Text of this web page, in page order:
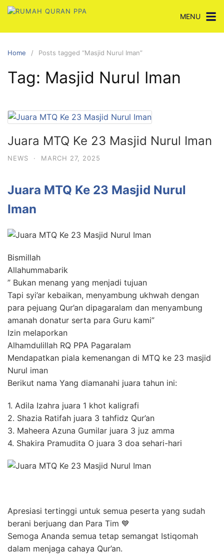
Skip
content
MENU
Home Posts tagged “Masjid Nurul Iman”
Tag: Masjid Nurul Iman
Juara MTQ Ke 23 Masjid Nurul Iman
NEWS · MARCH 27, 2025
Juara MTQ Ke 23 Masjid Nurul
Iman
Bismillah
Allahummabarik
” Bukan menang yang menjadi tujuan
Tapi syi’ar kebaikan, menyambung ukhwah dengan
para pejuang Qur’an dipagaralam dan menyambung
amanah donatur serta para Guru kami”
Izin melaporkan
Alhamdulillah RQ PPA Pagaralam
Mendapatkan piala kemenangan di MTQ ke 23 masjid
Nurul iman
Berikut nama Yang diamanahi juara tahun ini:
1. Adila Izahra juara 1 khot kaligrafi
2. Shazia Ratifah juara 3 tahfidz Qur’an
3. Maheera Azuna Gumilar juara 3 juz amma
4. Shakira Pramudita O juara 3 doa sehari-hari
Apresiasi tertinggi untuk semua peserta yang sudah
berani berjuang dan Para Tim 💙
Semoga Ananda semua tetap semangat Istiqomah
dalam menjaga cahaya Qur’an.